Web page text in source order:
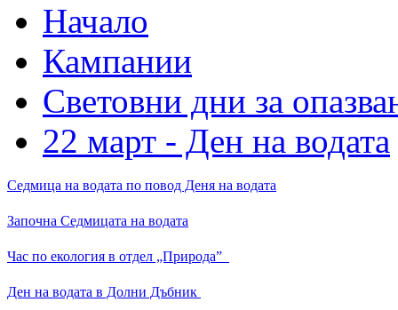
Начало
Кампании
Световни дни за
22 март - Ден на водата
Седмица на водата по повод Деня на водата
Започна Седмицата на водата
Час по екология в отдел „Природа”
Ден на водата в Долни Дъбник